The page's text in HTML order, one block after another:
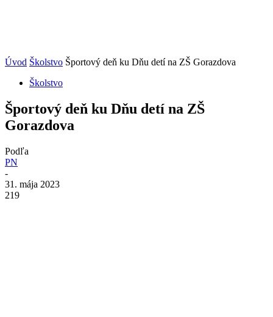
Úvod Školstvo Športový deň ku Dňu detí na ZŠ Gorazdova
Školstvo
Športový deň ku Dňu detí na ZŠ
Gorazdova
Podľa
PN
-
31. mája 2023
219